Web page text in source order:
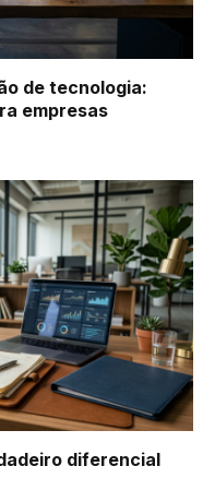
de tecnologia:
empresas
diferencial